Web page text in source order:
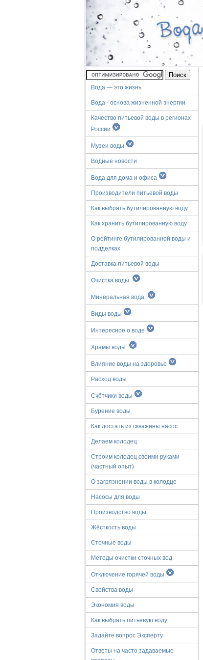
Вода — это жизнь
Вода - основа жизненной энергии
Качество питьевой воды в регионах
России
Музеи воды
Водные новости
Вода для дома и офиса
Производители питьевой воды
Как выбрать бутилированную воду
Как хранить бутилированную воду
О рейтинге бутилированной воды и
подделках
Доставка питьевой воды
Очистка воды
Минеральная вода
Виды воды
Интересное о воде
Храмы воды
Влияние воды на здоровье
Расход воды
Счётчики воды
Бурение воды
Как достать из скважины насос
Делаем колодец
Строим колодец своими руками
(частный опыт)
О загрязнении воды в колодце
Насосы для воды
Производство воды
Жёсткость воды
Сточные воды
Методы очистки сточных вод
Отключение горячей воды
Свойства воды
Экономия воды
Как выбрать питьевую воду
Задайте вопрос Эксперту
Ответы на часто задаваемые